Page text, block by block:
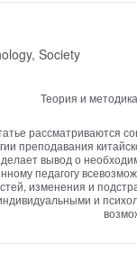
Society
Теория и
рассматриваются
преподавания
вывод о
педагогу
изменения и
и